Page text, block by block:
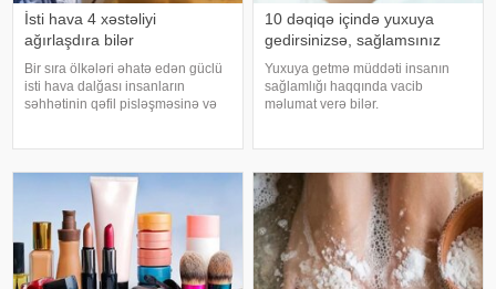
İsti hava 4 xəstəliyi
ağırlaşdıra bilər
Bir sıra ölkələri əhatə edən güclü
isti hava dalğası insanların
səhhətinin qəfil pisləşməsinə və
günvurma riski yaratmır. xarici
10 dəqiqə içində yuxuya
gedirsinizsə, sağlamsınız
Yuxuya getmə müddəti insanın
sağlamlığı haqqında vacib
məlumat verə bilər.
üzrə mütəxəssis Mişel Drerupun
sözlərinə görə